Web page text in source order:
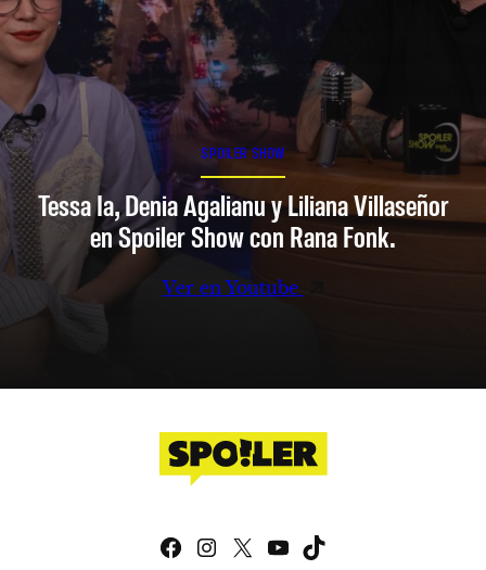
SPOILER SHOW
Tessa Ia, Denia Agalianu y Liliana Villaseñor
en Spoiler Show con Rana Fonk.
Ver en Youtube
Facebook
Instagram
X YouTube